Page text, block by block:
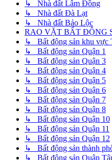
↳ Nhà đất Lâm Đồng
↳ Nhà đất Đà Lạt
↳ Nhà đất Bảo Lộc
RAO VẶT BẤT ĐỘNG
↳ Bất động sản khu vực
↳ Bất động sản Quận 1
↳ Bất động sản Quận 3
↳ Bất động sản Quận 4
↳ Bất động sản Quận 5
↳ Bất động sản Quận 6
↳ Bất động sản Quận 7
↳ Bất động sản Quận 8
↳ Bất động sản Quận 10
↳ Bất động sản Quận 11
↳ Bất động sản Quận 12
↳ Bất động sản thành
↳ Bất động sản Quận